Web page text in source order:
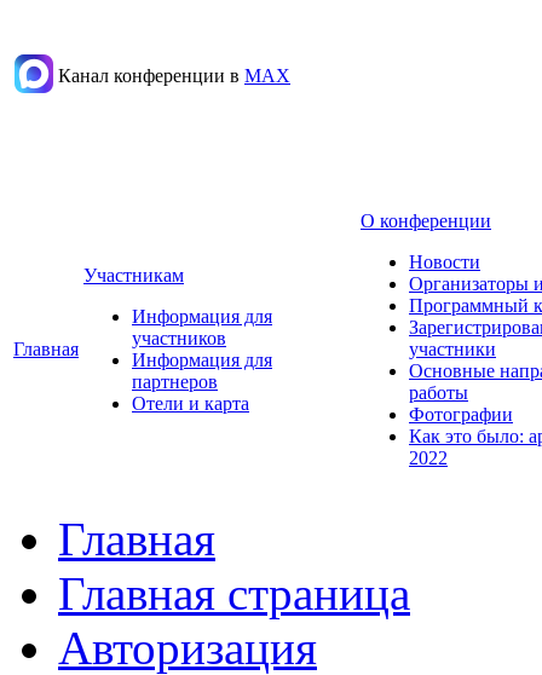
Канал конференции в МАХ
Главная
Участникам
Информация для
участников
Информация для
партнеров
Отели и карта
О конференции
Новости
Организаторы
Программный
участники
Основные
работы
Фотографии
Как это было:
2022
Главная
Главная страница
Авторизация